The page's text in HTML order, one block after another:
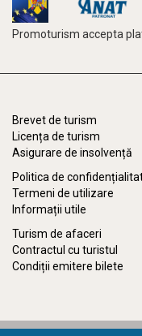
Promoturism accepta
Brevet de turism
Licența de turism
Asigurare de insolvență
Politica de
Termeni de utilizare
Informații utile
Turism de afaceri
Contractul cu turistul
Condiții emitere bilete